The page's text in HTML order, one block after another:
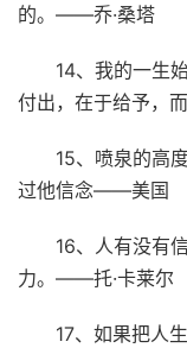
的。——乔·桑塔
14、我的一生
付出，在于给予，
15、喷泉的高
过他信念——美国
16、人有没有
力。——托·卡莱尔
17、如果把人